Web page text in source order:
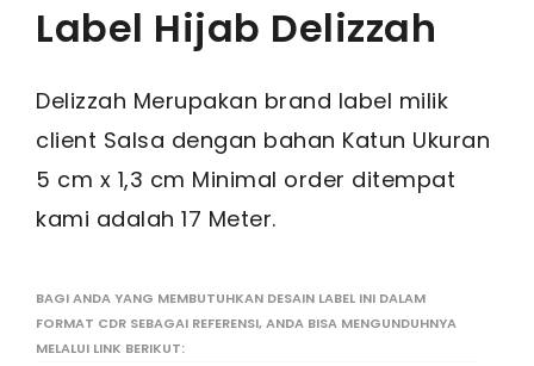
Label Hijab Delizzah
Delizzah Merupakan brand label milik
client Salsa dengan bahan Katun Ukuran
5 cm x 1,3 cm Minimal order ditempat
kami adalah 17 Meter.
BAGI ANDA YANG MEMBUTUHKAN DESAIN LABEL INI DALAM
FORMAT CDR SEBAGAI REFERENSI, ANDA BISA MENGUNDUHNYA
MELALUI LINK BERIKUT: